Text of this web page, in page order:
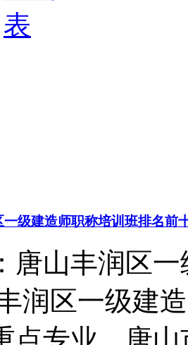
点专业，唐山
底价
一级建造师培